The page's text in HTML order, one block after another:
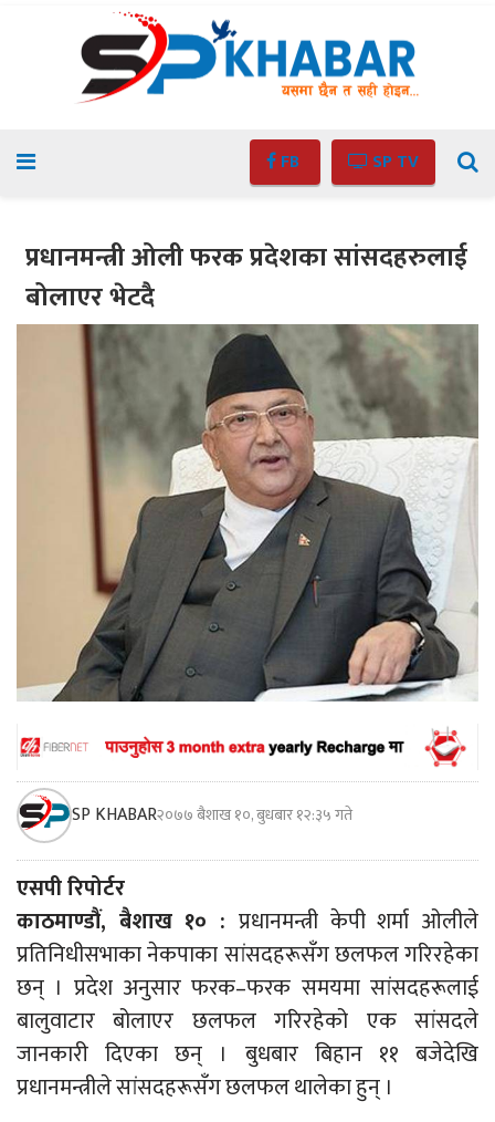
FB SP TV
प्रधानमन्त्री ओली फरक प्रदेशका सांसदहरुलाई
बोलाएर भेटदै
SP KHABAR२०७७ बैशाख १०, बुधबार १२:३५ गते
एसपी रिपोर्टर
काठमाण्डौं, बैशाख १० : प्रधानमन्त्री केपी शर्मा ओलीले
प्रतिनिधीसभाका नेकपाका सांसदहरूसँग छलफल गरिरहेका
छन् । प्रदेश अनुसार फरक–फरक समयमा सांसदहरूलाई
बालुवाटार बोलाएर छलफल गरिरहेको एक सांसदले
जानकारी दिएका छन् । बुधबार बिहान ११ बजेदेखि
प्रधानमन्त्रीले सांसदहरूसँग छलफल थालेका हुन् ।